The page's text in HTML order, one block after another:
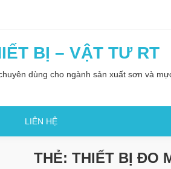
BỊ – VẬT TƯ RT
dùng cho ngành sản xuất sơn và
LIÊN HỆ
THẺ: THIẾT BỊ ĐO